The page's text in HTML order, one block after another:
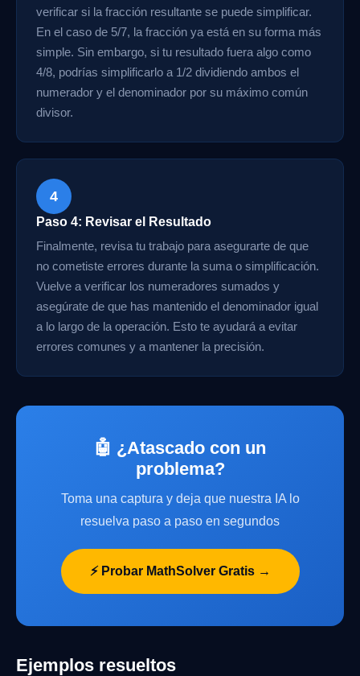
verificar si la fracción resultante se puede simplificar.
En el caso de 5/7, la fracción ya está en su forma más
simple. Sin embargo, si tu resultado fuera algo como
4/8, podrías simplificarlo a 1/2 dividiendo ambos el
numerador y el denominador por su máximo común
divisor.
4
Paso 4: Revisar el Resultado
Finalmente, revisa tu trabajo para asegurarte de que
no cometiste errores durante la suma o simplificación.
Vuelve a verificar los numeradores sumados y
asegúrate de que has mantenido el denominador igual
a lo largo de la operación. Esto te ayudará a evitar
errores comunes y a mantener la precisión.
🤖 ¿Atascado con un
problema?
Toma una captura y deja que nuestra IA lo
resuelva paso a paso en segundos
⚡ Probar MathSolver Gratis →
Ejemplos resueltos